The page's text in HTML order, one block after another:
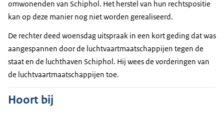
omwonenden van Schiphol. Het herstel van hun rechtspositie
kan op deze manier nog niet worden gerealiseerd.
De rechter deed woensdag uitspraak in een kort geding dat was
aangespannen door de luchtvaartmaatschappijen tegen de
staat en de luchthaven Schiphol. Hij wees de vorderingen van
de luchtvaartmaatschappijen toe.
Hoort bij